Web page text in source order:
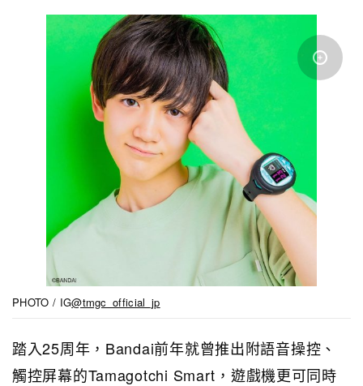
PHOTO / IG@tmgc_official_jp
踏入25周年，Bandai前年就曾推出附語音操控、
觸控屏幕的Tamagotchi Smart，遊戲機更可同時